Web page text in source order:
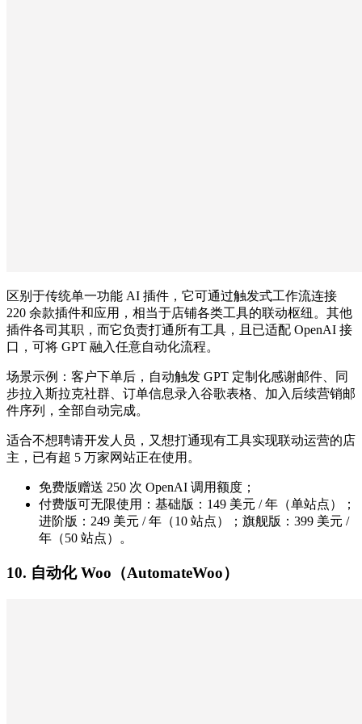
区别于传统单一功能 AI 插件，它可通过触发式工作流连接
220 余款插件和应用，相当于店铺各类工具的联动枢纽。其他
插件各司其职，而它负责打通所有工具，且已适配 OpenAI 接
口，可将 GPT 融入任意自动化流程。
场景示例：客户下单后，自动触发 GPT 定制化感谢邮件、同
步拉入斯拉克社群、订单信息录入谷歌表格、加入后续营销邮
件序列，全部自动完成。
适合不想聘请开发人员，又想打通现有工具实现联动运营的店
主，已有超 5 万家网站正在使用。
免费版赠送 250 次 OpenAI 调用额度；
付费版可无限使用：基础版：149 美元 / 年（单站点）；
进阶版：249 美元 / 年（10 站点）；旗舰版：399 美元 /
年（50 站点）。
10. 自动化 Woo（AutomateWoo）